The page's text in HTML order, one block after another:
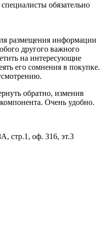
обязательно
размещения информации
другого важного
на интересующие
его сомнения в покупке.
обратно, изменив
Очень удобно.
стр.1, оф. 316, эт.3